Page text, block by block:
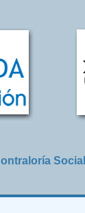
Social